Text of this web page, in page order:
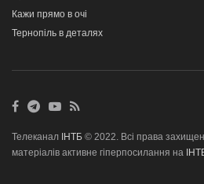
Кажи прямо в очі
Тернопіль в деталях
Телеканал ІНТБ © 2022. Всі права
матеріалів активне гіперпосилання на